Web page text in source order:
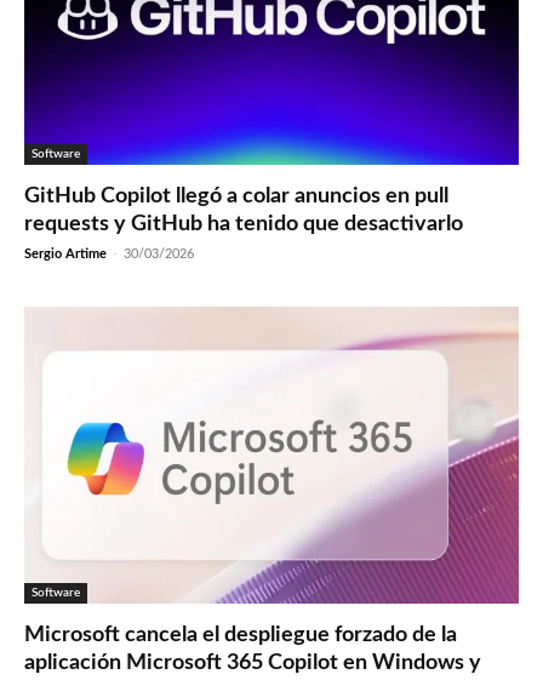
Software
GitHub Copilot llegó a colar anuncios en pull
requests y GitHub ha tenido que desactivarlo
Sergio Artime - 30/03/2026
Software
Microsoft cancela el despliegue forzado de la
aplicación Microsoft 365 Copilot en Windows y